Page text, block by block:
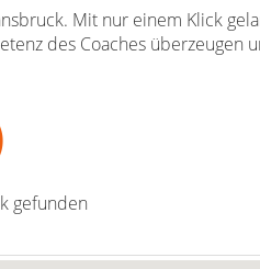
Mit nur einem Klick
des Coaches überzeugen
gefunden